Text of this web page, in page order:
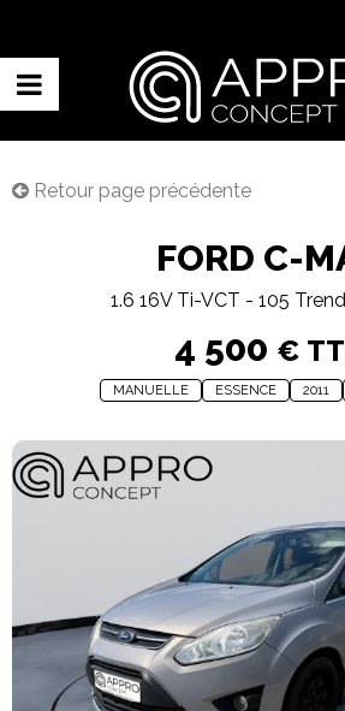
Retour page précédente
FORD C-
1.6 16V Ti-VCT - 105
4 500 €
MANUELLE ESSENCE 2011